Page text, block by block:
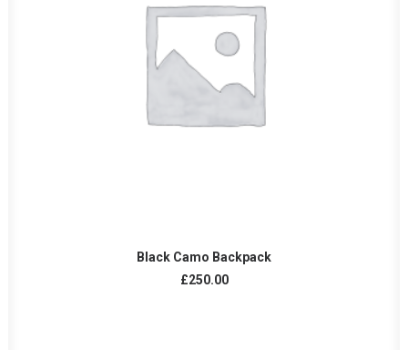
AÑADIR AL CARRITO
Black Camo Backpack
£250.00